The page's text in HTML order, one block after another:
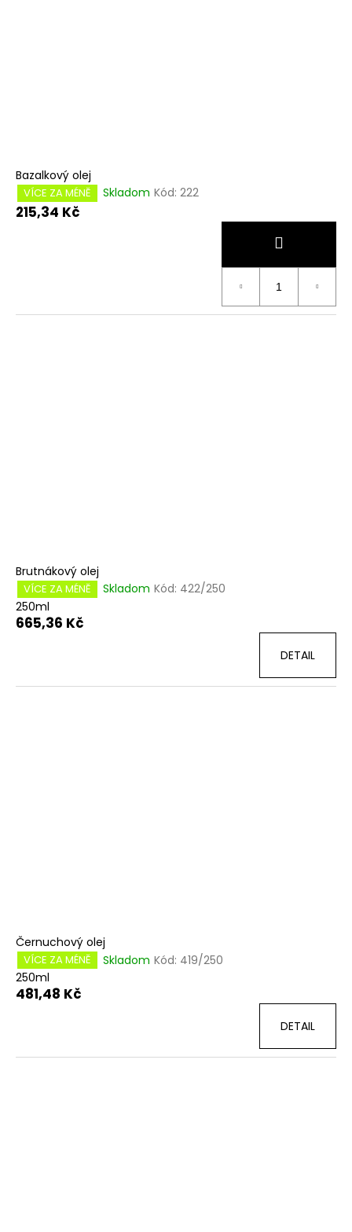
Bazalkový olej
VÍCE ZA MÉNĚ Skladom Kód: 222
215,34 Kč
Brutnákový olej
VÍCE ZA MÉNĚ Skladom Kód: 422/250
250ml
665,36 Kč
DETAIL
Černuchový olej
VÍCE ZA MÉNĚ Skladom Kód: 419/250
250ml
481,48 Kč
DETAIL